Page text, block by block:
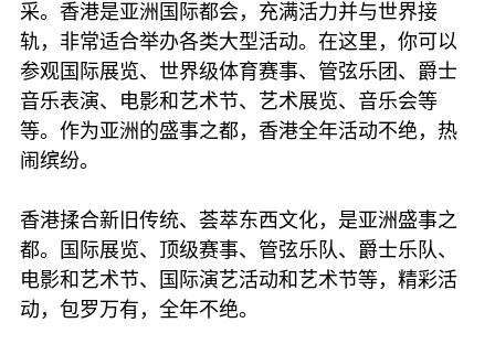
采。香港是亚洲国际都会，充满活力并与世界接
轨，非常适合举办各类大型活动。在这里，你可以
参观国际展览、世界级体育赛事、管弦乐团、爵士
音乐表演、电影和艺术节、艺术展览、音乐会等
等。作为亚洲的盛事之都，香港全年活动不绝，热
闹缤纷。
香港揉合新旧传统、荟萃东西文化，是亚洲盛事之
都。国际展览、顶级赛事、管弦乐队、爵士乐队、
电影和艺术节、国际演艺活动和艺术节等，精彩活
动，包罗万有，全年不绝。